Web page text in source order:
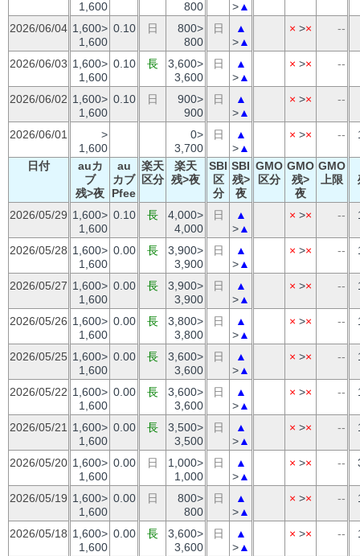
1,600 800 >▲
2026/06/04 1,600>
1,600
0.10 日
800>
800
日
▲
>▲
× >× --
2026/06/03 1,600>
1,600
0.10 長
3,600>
3,600
日
▲
>▲
× >× --
2026/06/02 1,600>
1,600
0.10 日
900>
900
日
▲
>▲
× >× --
2026/06/01
>
1,600
0>
3,700
日
▲
>▲
× >× --
日付
auカ
ブ
残>夜
au
カブ
Pfee
楽天
区分
楽天
残>夜
SBI
区
分
SBI
残>
夜
GMO
区分
GMO
残>
夜
GMO
上限
2026/05/29 1,600>
1,600
0.10 長
4,000>
4,000
日
▲
>▲
× >× --
2026/05/28 1,600>
1,600
0.00 長
3,900>
3,900
日
▲
>▲
× >× --
2026/05/27 1,600>
1,600
0.00 長
3,900>
3,900
日
▲
>▲
× >× --
2026/05/26 1,600>
1,600
0.00 長
3,800>
3,800
日
▲
>▲
× >× --
2026/05/25 1,600>
1,600
0.00 長
3,600>
3,600
日
▲
>▲
× >× --
2026/05/22 1,600>
1,600
0.00 長
3,600>
3,600
日
▲
>▲
× >× --
2026/05/21
1,600>
1,600
0.00 長
3,500>
3,500
日
▲
>▲
× >× --
2026/05/20 1,600>
1,600
0.00 日
1,000>
1,000
日
▲
>▲
× >× --
2026/05/19 1,600>
1,600
0.00 日
800>
800
日
▲
>▲
× >× --
2026/05/18 1,600>
1,600
0.00 長
3,600>
3,600
日
▲
>▲
× >× --